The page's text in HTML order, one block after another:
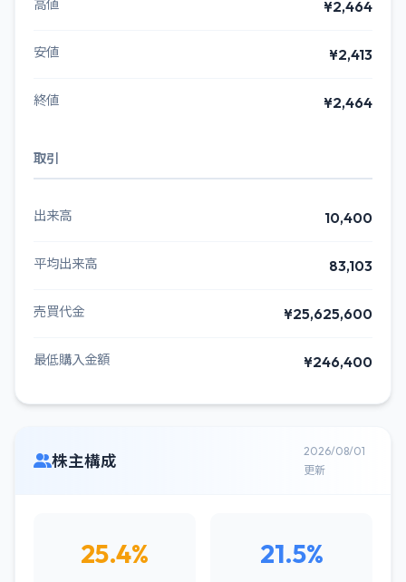
高値 ¥2,464
安値 ¥2,413
終値 ¥2,464
取引
出来高 10,400
平均出来高 83,103
売買代金 ¥25,625,600
最低購入金額 ¥246,400
株主構成
2026/08/01
更新
25.4% 21.5%